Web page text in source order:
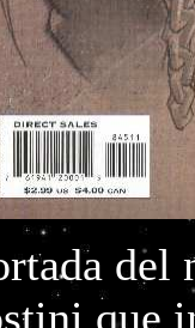
del
que